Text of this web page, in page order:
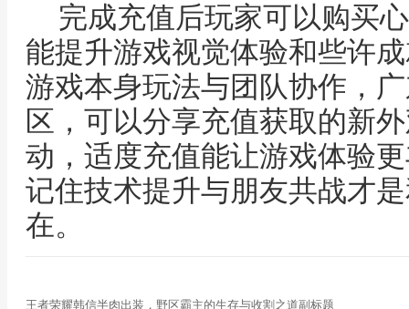
完成充值后玩家可以购买
能提升游戏视觉体验和些许
游戏本身玩法与团队协作，
区，可以分享充值获取的新
动，适度充值能让游戏体验
记住技术提升与朋友共战才
在。
王者荣耀韩信半肉出装，野区霸主的生存与收割之道副标题